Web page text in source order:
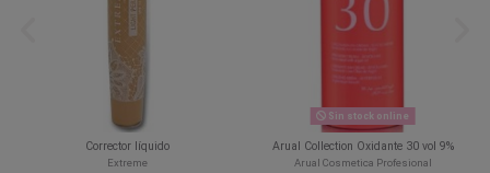
Corrector líquido
Extreme
Sin stock online
Arual Collection Oxidante 30 vol 9%
Arual Cosmetica Profesional